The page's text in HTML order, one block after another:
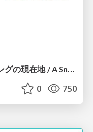
0 750